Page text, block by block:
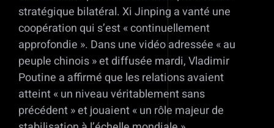
stratégique bilatéral. Xi Jinping a vanté une
coopération qui s’est « continuellement
approfondie ». Dans une vidéo adressée « au
peuple chinois » et diffusée mardi, Vladimir
Poutine a affirmé que les relations avaient
atteint « un niveau véritablement sans
précédent » et jouaient « un rôle majeur de